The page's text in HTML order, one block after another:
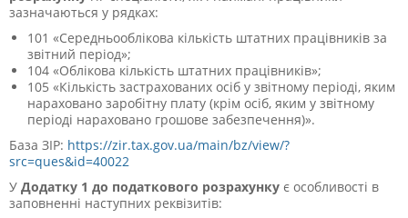
зазначаються у рядках:
101 «Середньооблікова кількість штатних працівників за
звітний період»;
104 «Облікова кількість штатних працівників»;
105 «Кількість застрахованих осіб у звітному періоді, яким
нараховано заробітну плату (крім осіб, яким у звітному
періоді нараховано грошове забезпечення)».
База ЗІР: https://zir.tax.gov.ua/main/bz/view/?
src=ques&id=40022
У Додатку 1 до податкового розрахунку є особливості в
заповненні наступних реквізитів: